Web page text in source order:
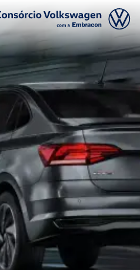
Logo Consórcio Volkswagen com